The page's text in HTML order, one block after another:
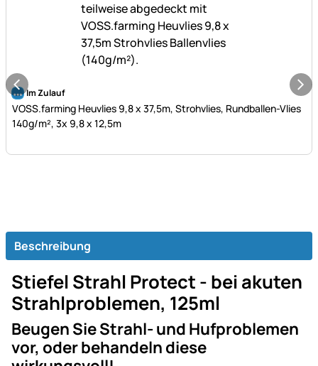
Noch keine Bewertungen abgegeben
Im Zulauf
VOSS.farming Heuvlies 9,8 x 37,5m, Strohvlies, Rundballen-Vlies
140g/m², 3x 9,8 x 12,5m
Beschreibung
Stiefel Strahl Protect - bei akuten
Strahlproblemen, 125ml
Beugen Sie Strahl- und Hufproblemen
vor, oder behandeln diese